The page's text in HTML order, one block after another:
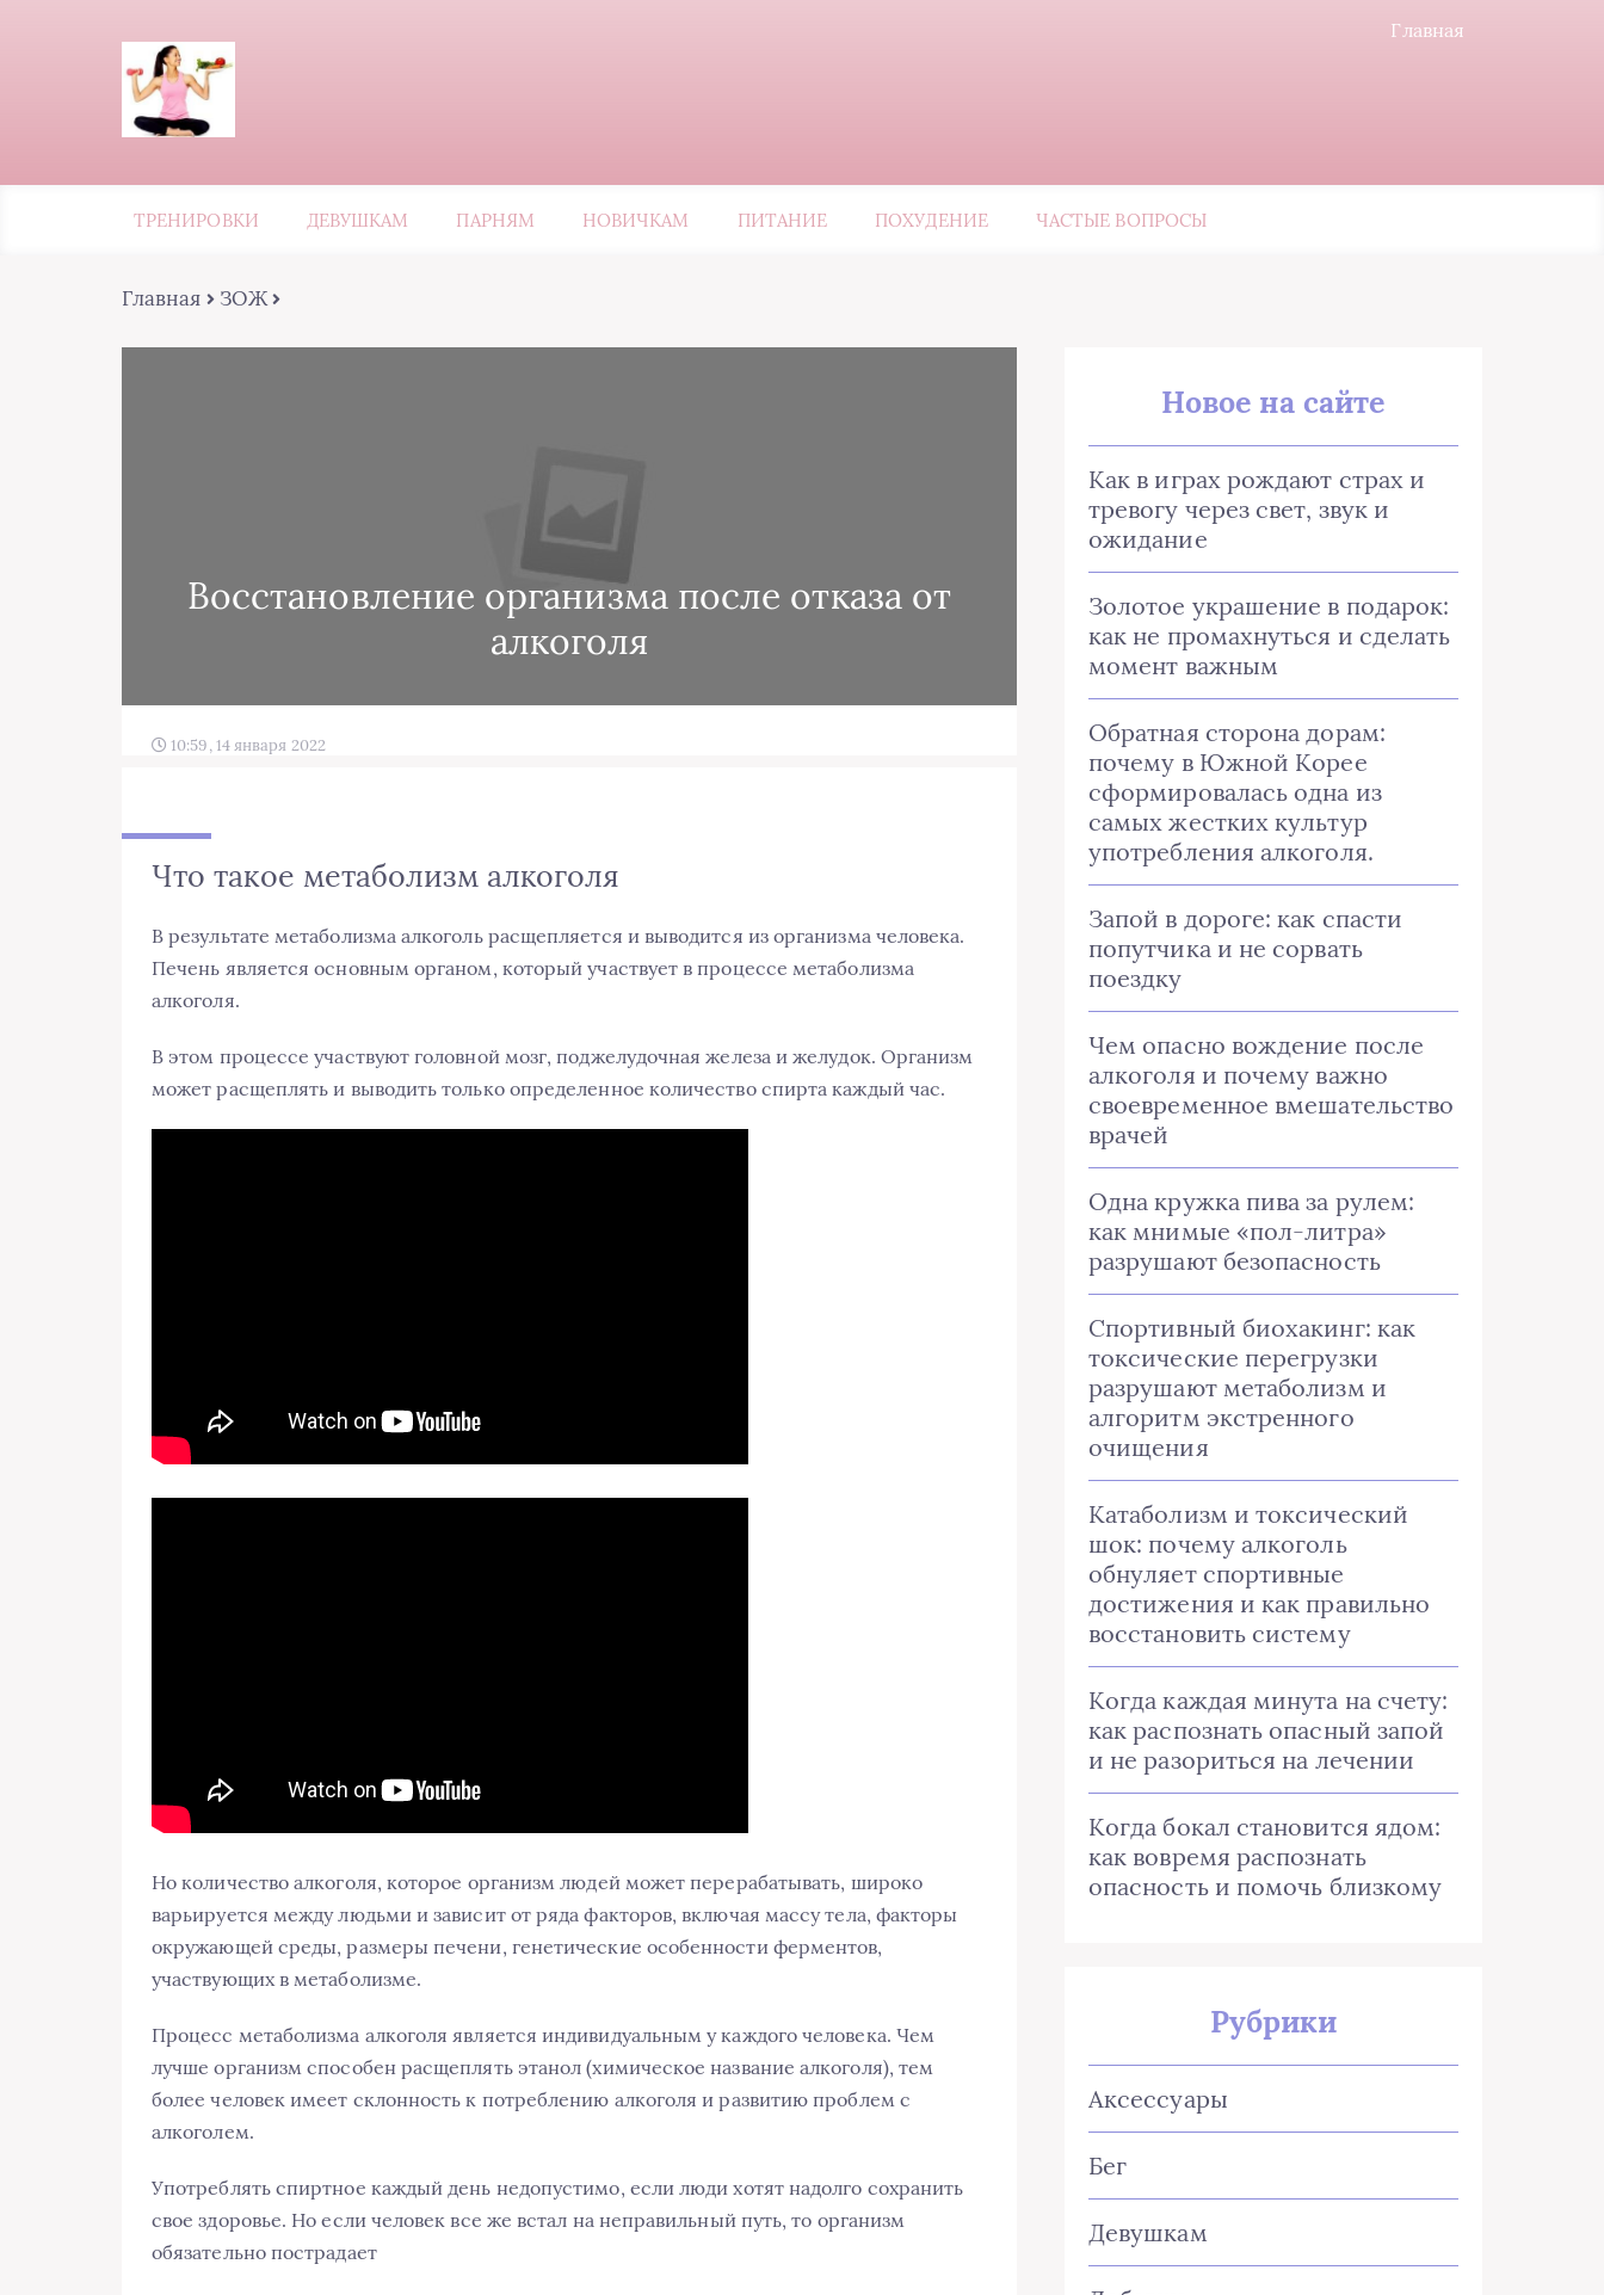
Главная
ТРЕНИРОВКИ ДЕВУШКАМ ПАРНЯМ НОВИЧКАМ ПИТАНИЕ ПОХУДЕНИЕ ЧАСТЫЕ ВОПРОСЫ
Главная ЗОЖ
Восстановление организма после отказа от
алкоголя
10:59, 14 января 2022
Что такое метаболизм алкоголя
В результате метаболизма алкоголь расщепляется и выводится из организма человека.
Печень является основным органом, который участвует в процессе метаболизма
алкоголя.
В этом процессе участвуют головной мозг, поджелудочная железа и желудок. Организм
может расщеплять и выводить только определенное количество спирта каждый час.
Но количество алкоголя, которое организм людей может перерабатывать, широко
варьируется между людьми и зависит от ряда факторов, включая массу тела, факторы
окружающей среды, размеры печени, генетические особенности ферментов,
участвующих в метаболизме.
Процесс метаболизма алкоголя является индивидуальным у каждого человека. Чем
лучше организм способен расщеплять этанол (химическое название алкоголя), тем
более человек имеет склонность к потреблению алкоголя и развитию проблем с
алкоголем.
Употреблять спиртное каждый день недопустимо, если люди хотят надолго сохранить
свое здоровье. Но если человек все же встал на неправильный путь, то организм
обязательно пострадает
Новое на сайте
Как в играх рождают страх и
тревогу через свет, звук и
ожидание
Золотое украшение в подарок:
как не промахнуться и сделать
момент важным
Обратная сторона дорам:
почему в Южной Корее
сформировалась одна из
самых жестких культур
употребления алкоголя.
Запой в дороге: как спасти
попутчика и не сорвать
поездку
Чем опасно вождение после
алкоголя и почему важно
своевременное вмешательство
врачей
Одна кружка пива за рулем:
как мнимые «пол-литра»
разрушают безопасность
Спортивный биохакинг: как
токсические перегрузки
разрушают метаболизм и
алгоритм экстренного
очищения
Катаболизм и токсический
шок: почему алкоголь
обнуляет спортивные
достижения и как правильно
восстановить систему
Когда каждая минута на счету:
как распознать опасный запой
и не разориться на лечении
Когда бокал становится ядом:
как вовремя распознать
опасность и помочь близкому
Рубрики
Аксессуары
Бег
Девушкам